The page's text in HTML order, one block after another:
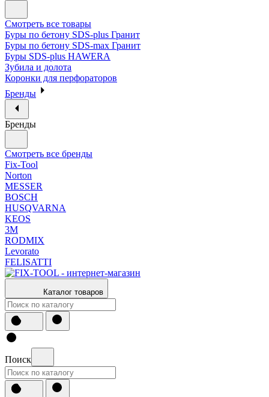
Смотреть все товары
Буры по бетону SDS-plus Гранит
Буры по бетону SDS-max Гранит
Буры SDS-plus HAWERA
Зубила и долота
Коронки для перфораторов
Бренды
Бренды
Смотреть все бренды
Fix-Tool
Norton
MESSER
BOSCH
HUSQVARNA
KEOS
3М
RODMIX
Levorato
FELISATTI
Каталог товаров
Поиск